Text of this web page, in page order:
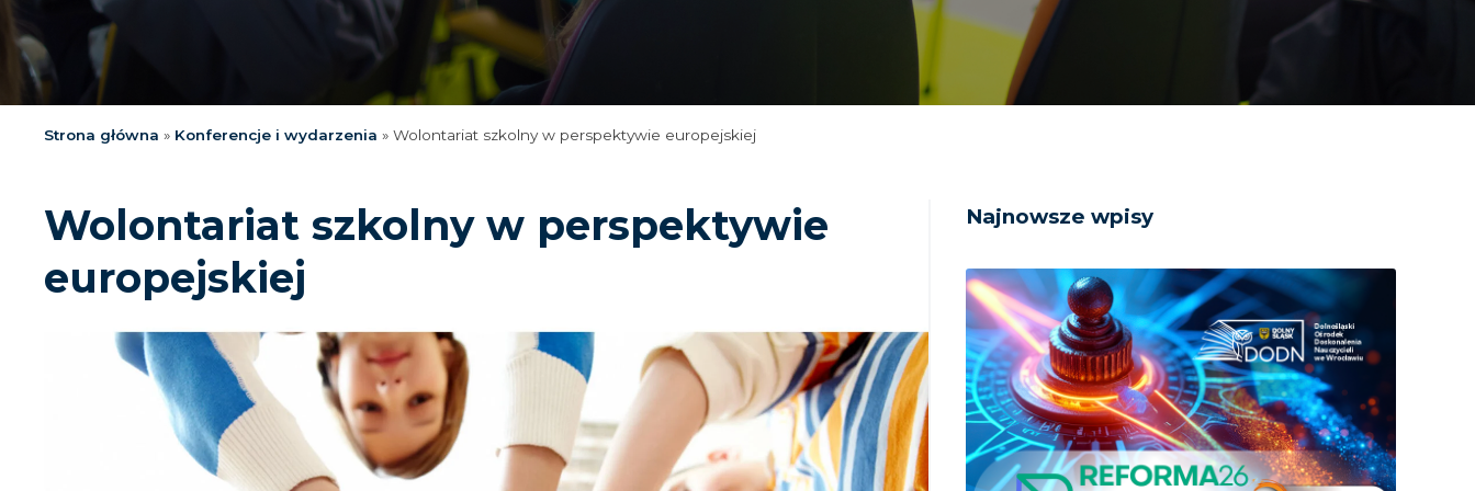
Strona główna » Konferencje i wydarzenia » Wolontariat szkolny w perspektywie europejskiej
Wolontariat szkolny w perspektywie
europejskiej
Najnowsze wpisy